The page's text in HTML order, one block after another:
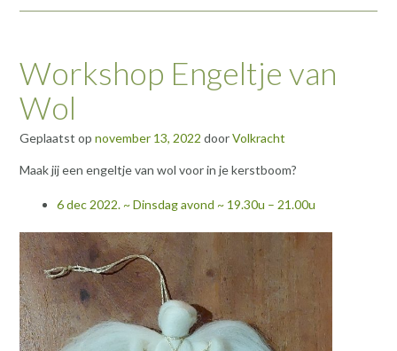
Workshop Engeltje van
Wol
Geplaatst op november 13, 2022 doorVolkracht
Maak jij een engeltje van wol voor in je kerstboom?
6 dec 2022. ~ Dinsdag avond ~ 19.30u – 21.00u